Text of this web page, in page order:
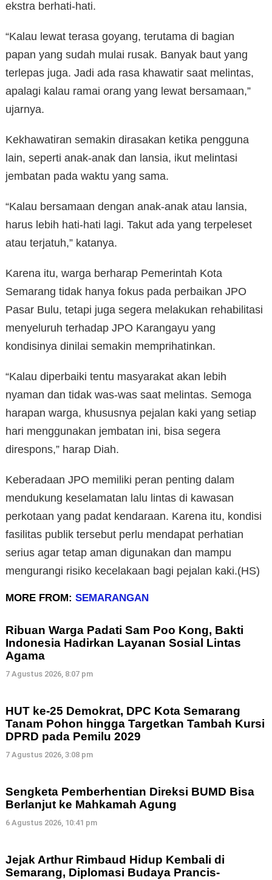
ekstra berhati-hati.
“Kalau lewat terasa goyang, terutama di bagian
papan yang sudah mulai rusak. Banyak baut yang
terlepas juga. Jadi ada rasa khawatir saat melintas,
apalagi kalau ramai orang yang lewat bersamaan,”
ujarnya.
Kekhawatiran semakin dirasakan ketika pengguna
lain, seperti anak-anak dan lansia, ikut melintasi
jembatan pada waktu yang sama.
“Kalau bersamaan dengan anak-anak atau lansia,
harus lebih hati-hati lagi. Takut ada yang terpeleset
atau terjatuh,” katanya.
Karena itu, warga berharap Pemerintah Kota
Semarang tidak hanya fokus pada perbaikan JPO
Pasar Bulu, tetapi juga segera melakukan rehabilitasi
menyeluruh terhadap JPO Karangayu yang
kondisinya dinilai semakin memprihatinkan.
“Kalau diperbaiki tentu masyarakat akan lebih
nyaman dan tidak was-was saat melintas. Semoga
harapan warga, khususnya pejalan kaki yang setiap
hari menggunakan jembatan ini, bisa segera
direspons,” harap Diah.
Keberadaan JPO memiliki peran penting dalam
mendukung keselamatan lalu lintas di kawasan
perkotaan yang padat kendaraan. Karena itu, kondisi
fasilitas publik tersebut perlu mendapat perhatian
serius agar tetap aman digunakan dan mampu
mengurangi risiko kecelakaan bagi pejalan kaki.(HS)
MORE FROM: SEMARANGAN
Ribuan Warga Padati Sam Poo Kong, Bakti
Indonesia Hadirkan Layanan Sosial Lintas
Agama
7 Agustus 2026, 8:07 pm
HUT ke-25 Demokrat, DPC Kota Semarang
Tanam Pohon hingga Targetkan Tambah Kursi
DPRD pada Pemilu 2029
7 Agustus 2026, 3:08 pm
Sengketa Pemberhentian Direksi BUMD Bisa
Berlanjut ke Mahkamah Agung
6 Agustus 2026, 10:41 pm
Jejak Arthur Rimbaud Hidup Kembali di
Semarang, Diplomasi Budaya Prancis-